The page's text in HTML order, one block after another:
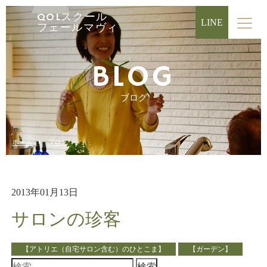
QOLスクール
フェールマヴィ
LINE
BLOG
ブログ
ホーム ブログ
2013年01月13日
サロンの珍客
【アトリエ（自宅サロン含む）のひとこま】 【ガーデン】
検